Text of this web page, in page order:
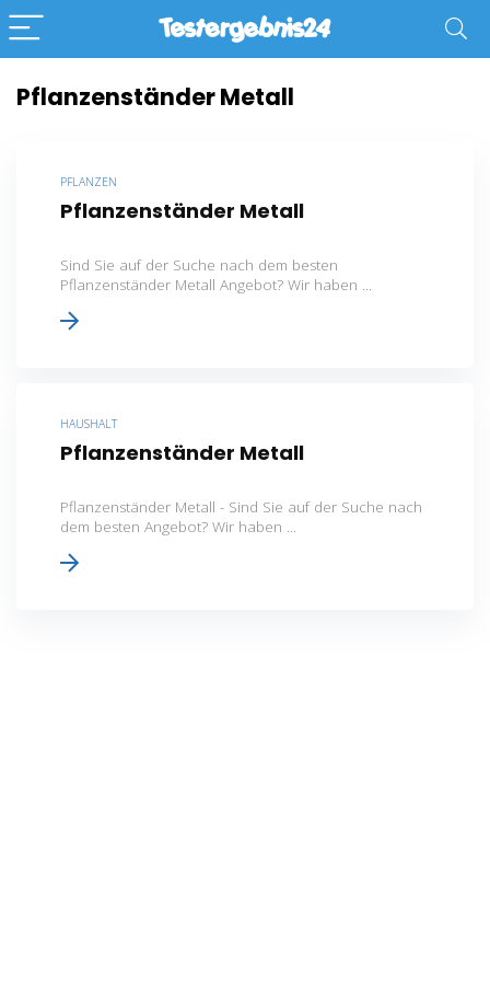
Pflanzenständer Metall
PFLANZEN
Pflanzenständer Metall
Sind Sie auf der Suche nach dem besten
Pflanzenständer Metall Angebot? Wir haben ...
HAUSHALT
Pflanzenständer Metall
Pflanzenständer Metall - Sind Sie auf der Suche nach
dem besten Angebot? Wir haben ...